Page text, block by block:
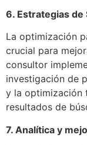
6. Estrategias de
La optimización
crucial para
consultor
investigación de
y la optimización
resultados de
7. Analítica y